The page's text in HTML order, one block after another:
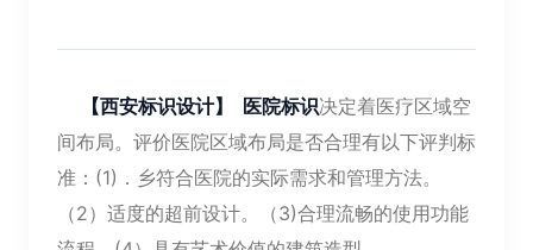
【西安标识设计】 医院标识决定着医疗区域空
间布局。评价医院区域布局是否合理有以下评判标
准：(1)．乡符合医院的实际需求和管理方法。
（2）适度的超前设计。（3)合理流畅的使用功能